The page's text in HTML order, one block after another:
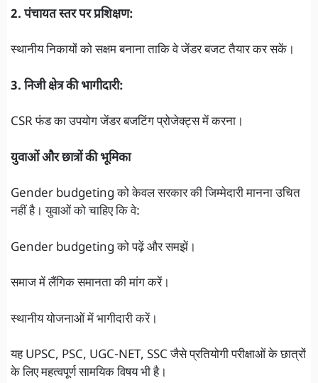
2. पंचायत स्तर पर प्रशिक्षण:
स्थानीय निकायों को सक्षम बनाना ताकि वे जेंडर बजट तैयार कर सकें।
3. निजी क्षेत्र की भागीदारी:
CSR फंड का उपयोग जेंडर बजटिंग प्रोजेक्ट्स में करना।
युवाओं और छात्रों की भूमिका
Gender budgeting को केवल सरकार की जिम्मेदारी मानना उचित
नहीं है। युवाओं को चाहिए कि वे:
Gender budgeting को पढ़ें और समझें।
समाज में लैंगिक समानता की मांग करें।
स्थानीय योजनाओं में भागीदारी करें।
यह UPSC, PSC, UGC-NET, SSC जैसे प्रतियोगी परीक्षाओं के छात्रों
के लिए महत्वपूर्ण सामयिक विषय भी है।